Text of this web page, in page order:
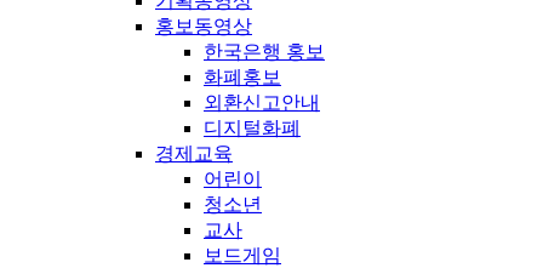
홍보동영상
한국은행 홍보
화폐홍보
외환신고안내
디지털화폐
경제교육
어린이
청소년
교사
보드게임